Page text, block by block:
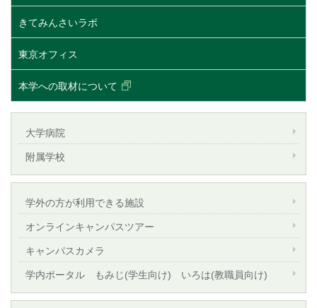
きてみんさいラボ
東京オフィス
本学への取材について
大学病院
附属学校
学外の方が利用できる施設
オンラインキャンパスツアー
キャンパスカメラ
学内ポータル もみじ(学生向け) いろは(教職員向け)